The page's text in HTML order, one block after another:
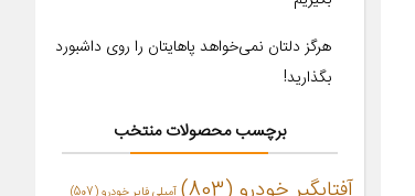
هرگز دلتان نمی‌خواهد پاهایتان را روی داشبورد
بگذارید!
برچسب محصولات منتخب
آمپلی فایر خودرو(507)